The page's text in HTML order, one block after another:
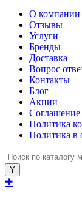
О компании
Отзывы
Услуги
Бренды
Доставка
Вопрос
Контакты
Блог
Акции
Соглашение
Политика
Политика в
✚